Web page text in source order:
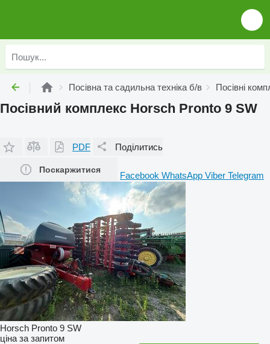
Посівна та садильна техніка б/в Посівні
Посівний комплекс Horsch Pronto 9 SW
PDF Поділитись
Поскаржитися
Facebook WhatsApp Viber Telegram
Horsch Pronto 9 SW
ціна за запитом